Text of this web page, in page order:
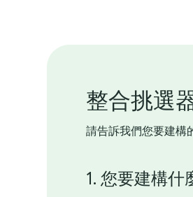
整合挑選
請告訴我們您要建構
1. 您要建構什